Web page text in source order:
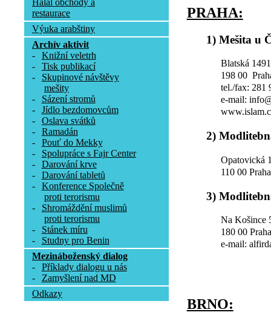
Halal obchody a
restaurace
Výuka arabštiny
Archív aktivit
-
Knižní veletrh
-
Tisk publikací
-
Skupinové návštěvy
mešity
-
Sázení stromů
-
Jídlo bezdomovcům
-
Oslava svátků
-
Ramadán
-
Pouť do Mekky
-
Spolupráce s Fajr Center
-
Darování krve
-
Darování tabletů
-
Konference Společně
proti terorismu
-
Shromáždění muslimů
proti terorismu
-
Stánek míru
-
Studny pro Benin
Mezináboženský dialog
-
Příklady dialogu u nás
-
Zamyšlení nad MD
Odkazy
PRAHA:
1) Mešita u
Blatská 1491
198 00
tel./fax: 281
e-mail:
2)
Opatovická
110 00
3)
Na Košince
180 00
e-mail:
BRNO: